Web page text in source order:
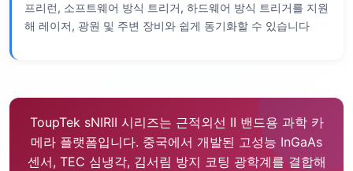
프리런, 소프트웨어 방식 트리거, 하드웨어 방식 트리거를 지원
해 레이저, 광원 및 주변 장비와 쉽게 동기화할 수 있습니다
ToupTek sNIRII 시리즈는 근적외선 II 밴드용 과학 카
메라 플랫폼입니다. 중국에서 개발된 고성능 InGaAs
센서, TEC 심냉각, 김서림 방지 코팅 광학계를 결합해